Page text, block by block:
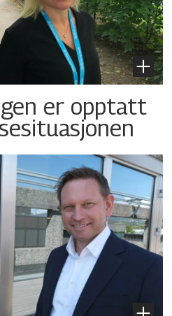
er opptatt